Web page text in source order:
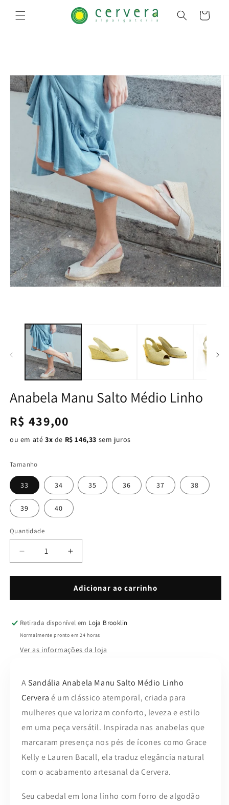
para o
conteúdo
Carrinho
Anabela Manu Salto Médio Linho
Preço
normal
R$ 439,00
ou em até 3x de R$ 146,33 sem juros
Tamanho
33 34 35 36 37 38
39 40
Quantidade
Quantidade
Diminuir
a
quantidade
Anabela
Salto
Médio
Aumentar
a
quantidade
de
Anabela
Salto
Médio
Adicionar ao carrinho
Retirada disponível em Loja Brooklin
Normalmente pronto em 24 horas
Ver as informações da loja
A Sandália Anabela Manu Salto Médio Linho
Cervera é um clássico atemporal, criada para
mulheres que valorizam conforto, leveza e estilo
em uma peça versátil. Inspirada nas anabelas que
marcaram presença nos pés de ícones como Grace
Kelly e Lauren Bacall, ela traduz elegância natural
com o acabamento artesanal da Cervera.
Seu cabedal em lona linho com forro de algodão